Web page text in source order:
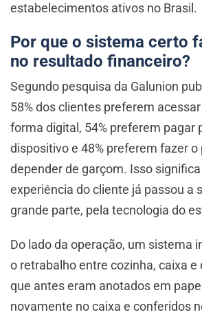
estabelecimentos ativos no Brasil.
Por que o sistema certo
no resultado financeiro?
Segundo pesquisa da Galunion
58% dos clientes preferem
forma digital, 54% preferem pagar
dispositivo e 48% preferem fazer o
depender de garçom. Isso
experiência do cliente já passou a
grande parte, pela tecnologia do
Do lado da operação, um sistema
o retrabalho entre cozinha, caixa e
que antes eram anotados em
novamente no caixa e conferidos